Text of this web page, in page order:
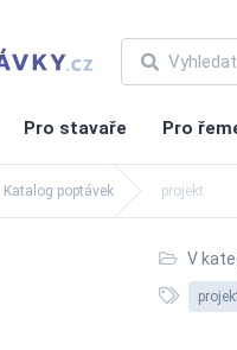
Pro stavaře Pro
Katalog poptávek projekt
V